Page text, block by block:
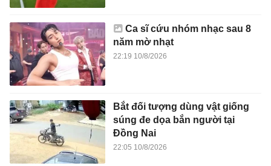
Ca sĩ cứu nhóm nhạc sau 8
năm mờ nhạt
22:19 10/8/2026
Bắt đối tượng dùng vật giống
súng đe dọa bắn người tại
Đồng Nai
22:05 10/8/2026